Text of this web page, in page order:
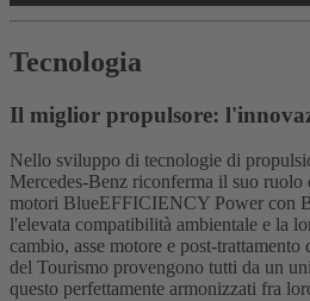
Tecnologia
Il miglior propulsore:
Nello sviluppo di tecnologie di
Mercedes-Benz riconferma il suo
motori BlueEFFICIENCY Power con
l'elevata compatibilità ambientale e la
cambio, asse motore e post-
del Tourismo provengono tutti da un
questo perfettamente armonizzati fra